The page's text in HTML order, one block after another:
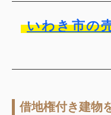
いわき市の
借地権付き建物